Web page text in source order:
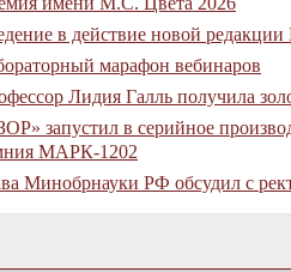
в действие новой
марафон вебинаров
Лидия Галль получила
запустил в серийное
МАРК-1202
Минобрнауки РФ обсудил с